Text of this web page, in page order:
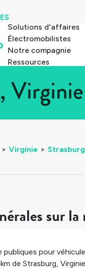
Solutions d'affaires
Électromobilistes
Notre compagnie
Ressources
> Virginie > Strasburg
sur la
publiques pour
de Strasburg, Virginie